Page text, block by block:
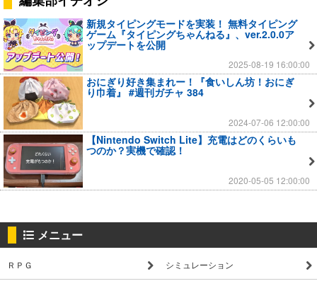
新規タイピングモードを実装！ 無料タイピング
ゲーム『タイピングちゃんねる』、ver.2.0.0ア
ップデートを公開
2025-08-19 16:00:00
おにぎり好き集まれー！『食いしん坊！おにぎ
り巾着』 #週刊ガチャ 384
2024-07-06 12:00:00
【Nintendo Switch Lite】充電はどのくらいも
つのか？実機で確認！
2020-05-05 12:00:00
メニュー
ＲＰＧ シミュレーション